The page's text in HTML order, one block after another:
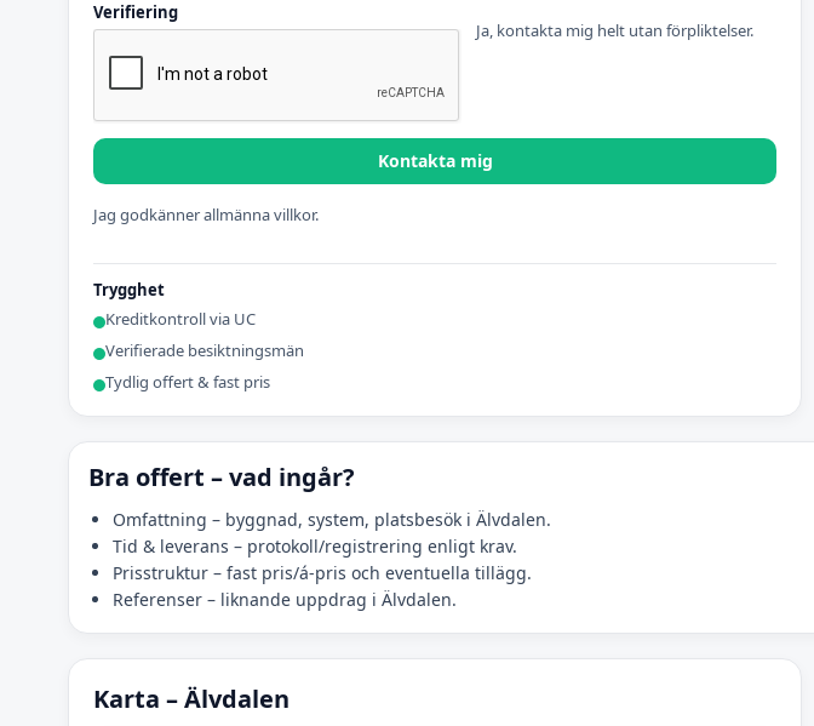
Verifiering
Ja, kontakta mig helt utan förpliktelser.
Kontakta mig
Jag godkänner allmänna villkor.
Trygghet
Kreditkontroll via UC
Verifierade besiktningsmän
Tydlig offert & fast pris
Bra offert – vad ingår?
Omfattning – byggnad, system, platsbesök i Älvdalen.
Tid & leverans – protokoll/registrering enligt krav.
Prisstruktur – fast pris/á-pris och eventuella tillägg.
Referenser – liknande uppdrag i Älvdalen.
Karta – Älvdalen